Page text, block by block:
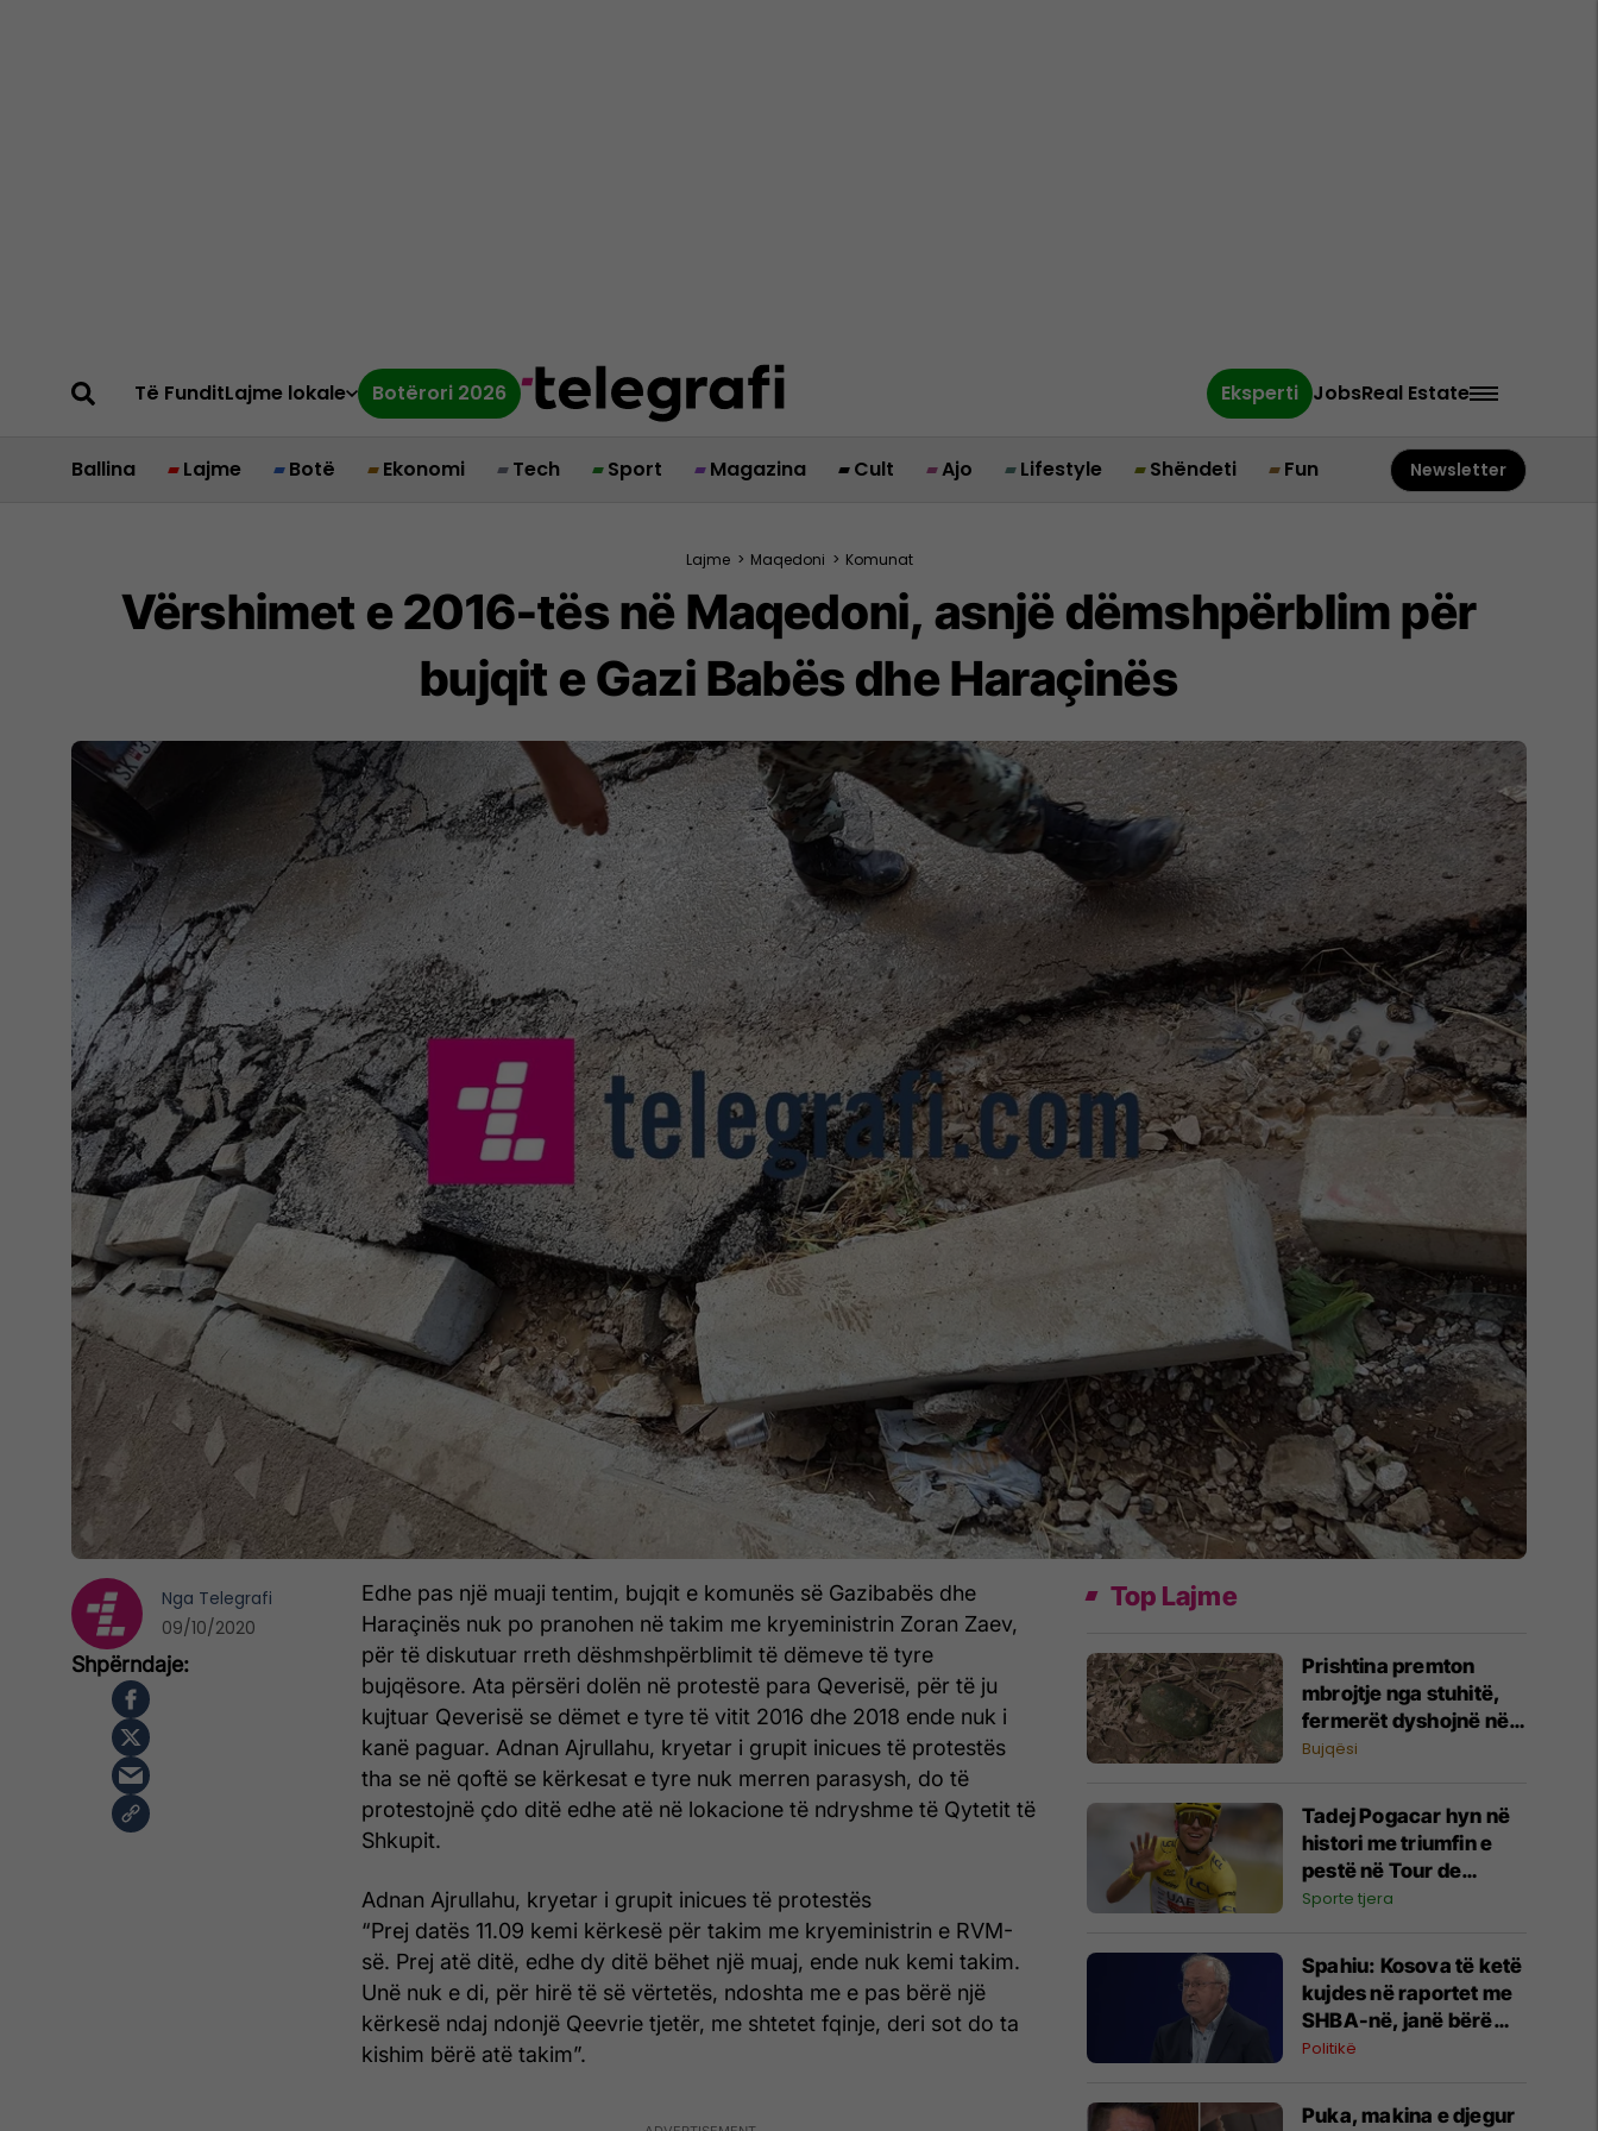
Të FunditLajme lokale Botërori 2026 Eksperti JobsReal Estate
Ballina Lajme Botë Ekonomi Tech Sport Magazina Cult Ajo Lifestyle Shëndeti Fun Newsletter
Lajme > Maqedoni > Komunat
Vërshimet e 2016-tës në Maqedoni, asnjë dëmshpërblim për
bujqit e Gazi Babës dhe Haraçinës
Edhe pas një muaji tentim, bujqit e komunës së Gazibabës dhe
Haraçinës nuk po pranohen në takim me kryeministrin Zoran Zaev,
për të diskutuar rreth dëshmshpërblimit të dëmeve të tyre
bujqësore. Ata përsëri dolën në protestë para Qeverisë, për të ju
kujtuar Qeverisë se dëmet e tyre të vitit 2016 dhe 2018 ende nuk i
kanë paguar. Adnan Ajrullahu, kryetar i grupit inicues të protestës
tha se në qoftë se kërkesat e tyre nuk merren parasysh, do të
protestojnë çdo ditë edhe atë në lokacione të ndryshme të Qytetit të
Shkupit.
Adnan Ajrullahu, kryetar i grupit inicues të protestës
“Prej datës 11.09 kemi kërkesë për takim me kryeministrin e RVM-
së. Prej atë ditë, edhe dy ditë bëhet një muaj, ende nuk kemi takim.
Unë nuk e di, për hirë të së vërtetës, ndoshta me e pas bërë një
kërkesë ndaj ndonjë Qeevrie tjetër, me shtetet fqinje, deri sot do ta
kishim bërë atë takim”.
Nga Telegrafi
09/10/2020
Top Lajme
Prishtina premton
mbrojtje nga stuhitë,
fermerët dyshojnë në
mbrojtjen nga breshëri
Bujqësi
Tadej Pogacar hyn në
histori me triumfin e
pestë në Tour de
France
Sporte tjera
Spahiu: Kosova të ketë
kujdes në raportet me
SHBA-në, janë bërë
gabime që kanë
Politikë
Puka, makina e djegur